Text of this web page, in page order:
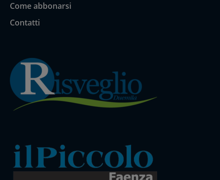
Come abbonarsi
Contatti